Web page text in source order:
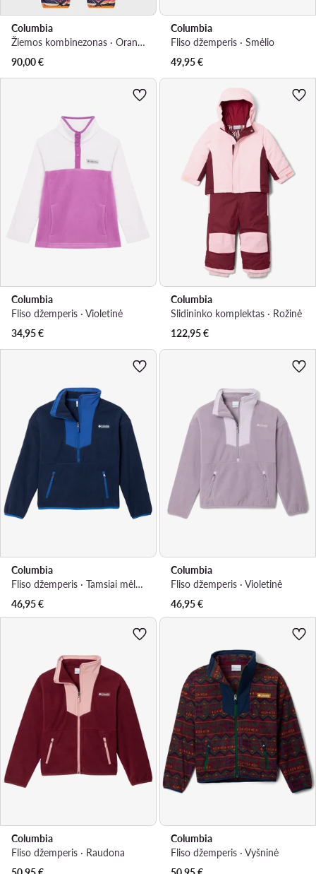
Columbia
Žiemos kombinezonas · Oranžinė
90,00€
Columbia
Fliso džemperis · Smėlio
49,95€
Columbia
Fliso džemperis · Violetinė
34,95€
Columbia
Slidininko komplektas · Rožinė
122,95€
Columbia
Fliso džemperis · Tamsiai mėlyna
46,95€
Columbia
Fliso džemperis · Violetinė
46,95€
Columbia
Fliso džemperis · Raudona
Columbia
Fliso džemperis · Vyšninė